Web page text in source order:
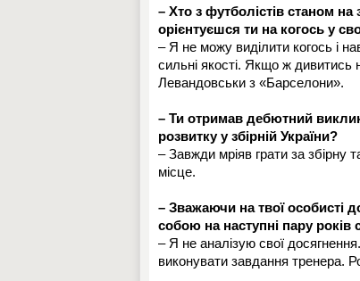
– Хто з футболістів станом на
орієнтуєшся ти на когось у
– Я не можу виділити когось і
сильні якості. Якщо ж дивитись
Левандовськи з «Барселони».
– Ти отримав дебютний
розвитку у збірній України?
– Завжди мріяв грати за збірну
місце.
– Зважаючи на твої особисті
собою на наступні пару
– Я не аналізую свої
виконувати завдання тренера.